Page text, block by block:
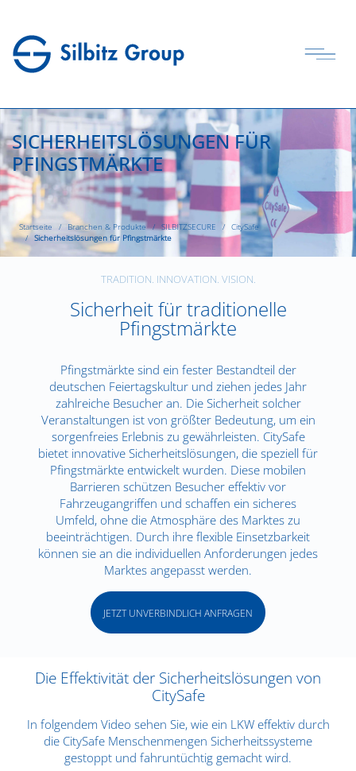
SICHERHEITSLÖSUNGEN FÜR
PFINGSTMÄRKTE
Startseite Branchen & Produkte SILBITZSECURE
CitySafe
Sicherheitslösungen für Pfingstmärkte
TRADITION. INNOVATION. VISION.
Sicherheit für traditionelle
Pfingstmärkte
Pfingstmärkte sind ein fester Bestandteil der
deutschen Feiertagskultur und ziehen jedes Jahr
zahlreiche Besucher an. Die Sicherheit solcher
Veranstaltungen ist von größter Bedeutung, um ein
sorgenfreies Erlebnis zu gewährleisten. CitySafe
bietet innovative Sicherheitslösungen, die speziell für
Pfingstmärkte entwickelt wurden. Diese mobilen
Barrieren schützen Besucher effektiv vor
Fahrzeugangriffen und schaffen ein sicheres
Umfeld, ohne die Atmosphäre des Marktes zu
beeinträchtigen. Durch ihre flexible Einsetzbarkeit
können sie an die individuellen Anforderungen jedes
Marktes angepasst werden.
JETZT UNVERBINDLICH ANFRAGEN
Die Effektivität der Sicherheitslösungen von
CitySafe
In folgendem Video sehen Sie, wie ein LKW effektiv durch
die CitySafe Menschenmengen Sicherheitssysteme
gestoppt und fahruntüchtig gemacht wird.